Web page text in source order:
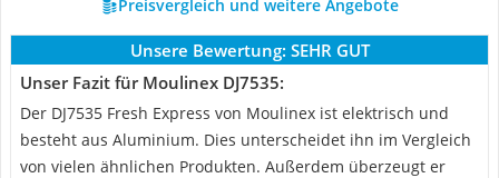
Preisvergleich und weitere Angebote
Unsere Bewertung: SEHR GUT
Unser Fazit für Moulinex DJ7535:
Der DJ7535 Fresh Express von Moulinex ist elektrisch und
besteht aus Aluminium. Dies unterscheidet ihn im Vergleich
von vielen ähnlichen Produkten. Außerdem überzeugt er